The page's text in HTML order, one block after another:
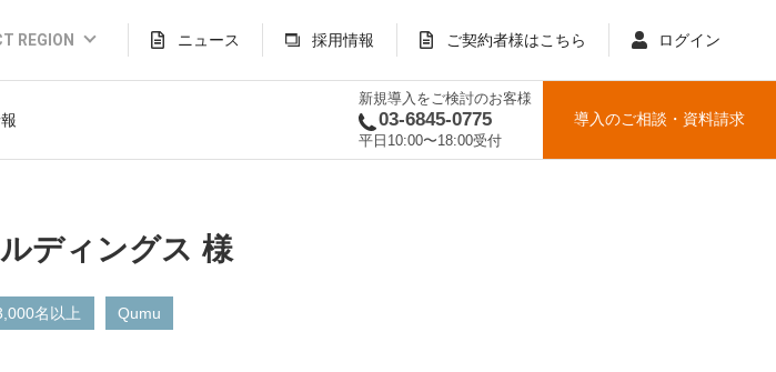
REGION
Website (English)
(日本語)
(Bahasa)
繁體)
ニュース 採用情報 ご契約者様はこちら ログイン
新規導入をご検討のお客様
03-6845-0775
平日10:00〜18:00受付
導入のご相談 ・ 資料請求
ディングス 様
名以上 Qumu